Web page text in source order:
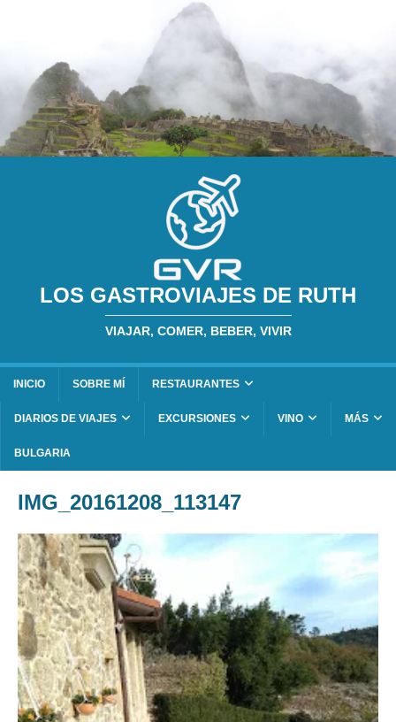
LOS GASTROVIAJES DE RUTH
VIAJAR, COMER, BEBER, VIVIR
INICIO SOBRE MÍ RESTAURANTES
DIARIOS DE VIAJES EXCURSIONES VINO MÁS
BULGARIA
IMG_20161208_113147